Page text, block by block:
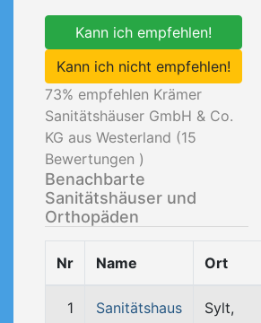
Kann ich empfehlen!
Kann ich nicht empfehlen!
73% empfehlen Krämer
Sanitätshäuser GmbH & Co.
KG aus Westerland (15
Bewertungen )
Benachbarte
Sanitätshäuser und
Orthopäden
Nr Name Ort
1
Sanitätshaus
Sylt,